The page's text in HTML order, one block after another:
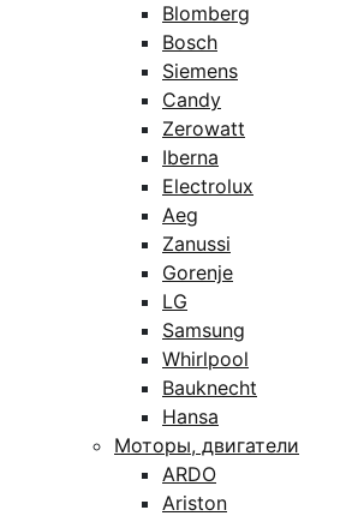
Blomberg
Bosch
Siemens
Candy
Zerowatt
Iberna
Electrolux
Aeg
Zanussi
Gorenje
LG
Samsung
Whirlpool
Bauknecht
Hansa
Моторы, двигатели
ARDO
Ariston